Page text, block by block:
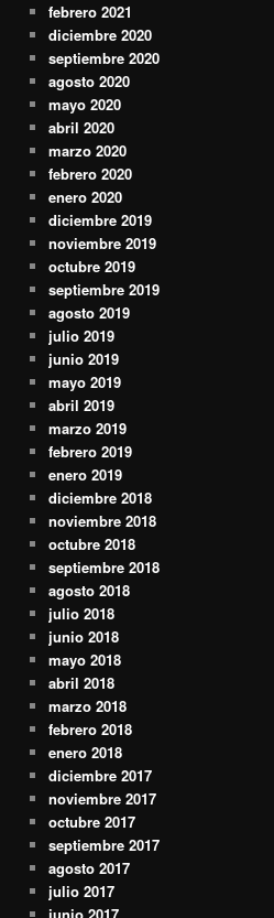
febrero 2021
diciembre 2020
septiembre 2020
agosto 2020
mayo 2020
abril 2020
marzo 2020
febrero 2020
enero 2020
diciembre 2019
noviembre 2019
octubre 2019
septiembre 2019
agosto 2019
julio 2019
junio 2019
mayo 2019
abril 2019
marzo 2019
febrero 2019
enero 2019
diciembre 2018
noviembre 2018
octubre 2018
septiembre 2018
agosto 2018
julio 2018
junio 2018
mayo 2018
abril 2018
marzo 2018
febrero 2018
enero 2018
diciembre 2017
noviembre 2017
octubre 2017
septiembre 2017
agosto 2017
julio 2017